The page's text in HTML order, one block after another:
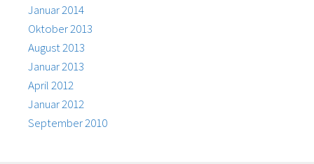
Januar 2014
Oktober 2013
August 2013
Januar 2013
April 2012
Januar 2012
September 2010